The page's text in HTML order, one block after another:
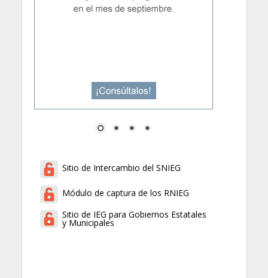
Sitio de Intercambio del SNIEG
Módulo de captura de los RNIEG
Sitio de IEG para Gobiernos Estatales
y Municipales